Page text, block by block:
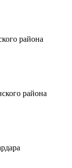
района
района